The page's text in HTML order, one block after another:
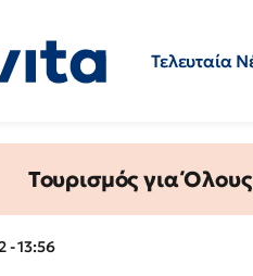
Τελευταία
Τουρισμός για
- 13:56